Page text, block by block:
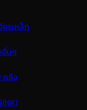
รเหล็ก
อื่นๆ
กลึง